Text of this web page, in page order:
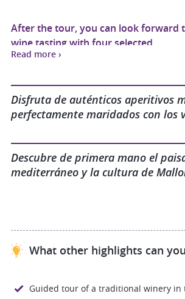
After the tour, you can look forward
wine tasting with four selected
wines – from fresh, fruity white wines
the passion of the
winemakers.
perfectly with the wines.
Read more ›
Disfruta de auténticos aperitivos
perfectamente maridados con los
Descubre de primera mano el
mediterráneo y la cultura de
What other highlights can
Guided tour of a traditional winery in